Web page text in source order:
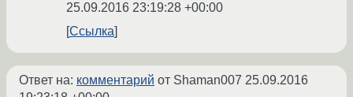
25.09.2016 23:19:28 +00:00
Ссылка
Ответ на: комментарий от Shaman007 25.09.2016